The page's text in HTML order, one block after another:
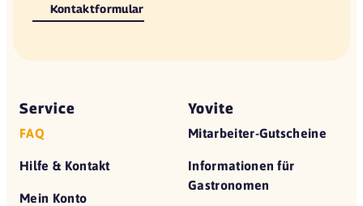
Kontaktformular
Service
FAQ
Hilfe & Kontakt
Mein Konto
Yovite
Mitarbeiter-Gutscheine
Informationen für
Gastronomen